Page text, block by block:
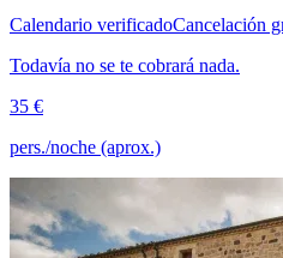
Calendario verificadoCancelación
Todavía no se te cobrará nada.
35 €
pers./noche (aprox.)